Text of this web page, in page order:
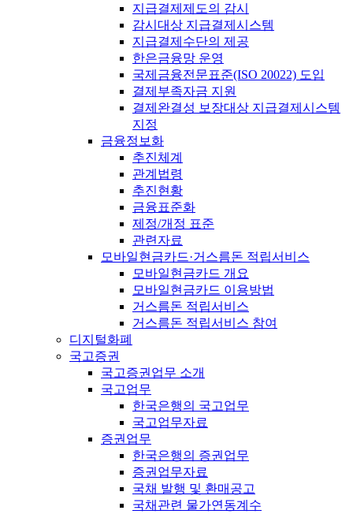
지급결제제도의 감시
감시대상 지급결제시스템
지급결제수단의 제공
한은금융망 운영
국제금융전문표준(ISO 20022) 도입
결제부족자금 지원
결제완결성 보장대상 지급결제시스템
지정
금융정보화
추진체계
관계법령
추진현황
금융표준화
제정/개정 표준
관련자료
모바일현금카드·거스름돈 적립서비스
모바일현금카드 개요
모바일현금카드 이용방법
거스름돈 적립서비스
거스름돈 적립서비스 참여
디지털화폐
국고증권
국고증권업무 소개
국고업무
한국은행의 국고업무
국고업무자료
증권업무
한국은행의 증권업무
증권업무자료
국채 발행 및 환매공고
국채관련 물가연동계수